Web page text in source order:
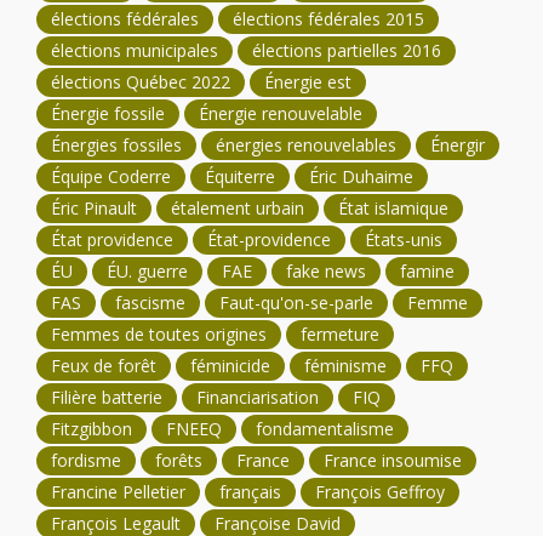
élections fédérales
élections fédérales 2015
élections municipales
élections partielles 2016
élections Québec 2022
Énergie est
Énergie fossile
Énergie renouvelable
Énergies fossiles
énergies renouvelables
Énergir
Équipe Coderre
Équiterre
Éric Duhaime
Éric Pinault
étalement urbain
État islamique
État providence
État-providence
États-unis
ÉU
ÉU. guerre FAE fake news
famine
FAS
fascisme Faut-qu'on-se-parle
Femme
Femmes de toutes origines
fermeture
Feux de forêt
féminicide féminisme
FFQ
Filière batterie
Financiarisation
FIQ
Fitzgibbon
FNEEQ
fondamentalisme
fordisme
forêts France
France insoumise
Francine Pelletier
français
François Geffroy
François Legault
Françoise David